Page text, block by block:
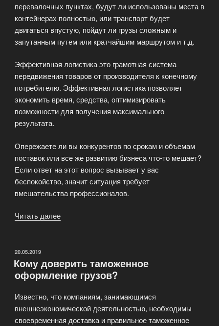
перевалочных пунктах, будут ли использованы места в
контейнерах полностью, или транспорт будет
двигаться впустую, пойдут ли грузы сложным и
запутанным путем или кратчайшим маршрутом и т.д.
Эффективная логистика это грамотная система
передвижения товаров от производителя к конечному
потребителю. Эффективная логистика позволяет
экономить время, средства, оптимизировать
возможности для получения максимального
результата.
Опережаете ли вы конкурентов по срокам и объемам
поставок или все же развитию бизнеса что-то мешает?
Если ответ на этот вопрос вызывает у вас
беспокойство, значит ситуация требует
вмешательства профессионалов.
Читать далее
популярна
сегодня?»
ОПУБЛИКОВАНО
20.05.2019
Кому доверить таможенное
оформление грузов?
Известно, что компаниям, занимающимся
внешнеэкономической деятельностью, необходимы
своевременная доставка и правильное таможенное